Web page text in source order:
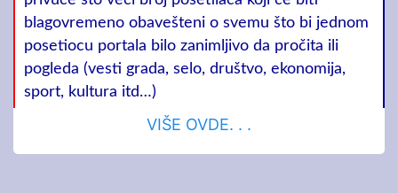
blagovremeno obavešteni o svemu što bi jednom
posetiocu portala bilo zanimljivo da pročita ili
pogleda (vesti grada, selo, društvo, ekonomija,
sport, kultura itd…)
VIŠE OVDE. . .